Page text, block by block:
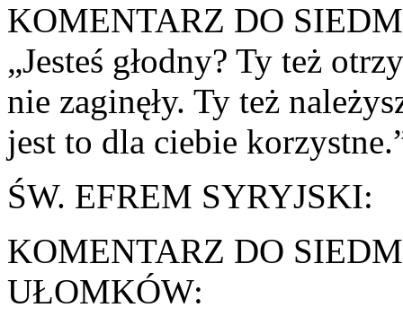
KOMENTARZ DO
„Jesteś głodny? Ty też
nie zaginęły. Ty też
jest to dla ciebie
ŚW. EFREM SYRYJSKI:
KOMENTARZ DO
UŁOMKÓW: